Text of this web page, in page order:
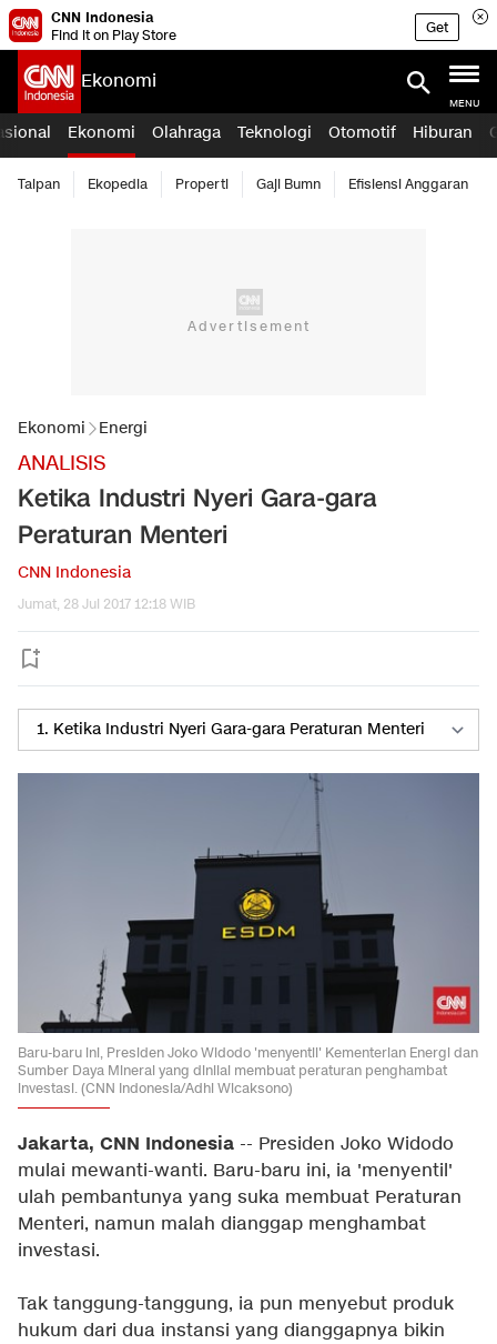
CNN Indonesia
Find it on Play Store
Get
Ekonomi
MENU
Ekonomi Olahraga Teknologi Otomotif Hiburan
Taipan Ekopedia Properti Gaji Bumn Efisiensi Anggaran
Ekonomi Energi
ANALISIS
Ketika Industri Nyeri Gara-gara
Peraturan Menteri
CNN Indonesia
Jumat, 28 Jul 2017 12:18 WIB
Baru-baru ini, Presiden Joko Widodo 'menyentil' Kementerian Energi dan
Sumber Daya Mineral yang dinilai membuat peraturan penghambat
investasi. (CNN Indonesia/Adhi Wicaksono)
Jakarta, CNN Indonesia -- Presiden Joko Widodo
mulai mewanti-wanti. Baru-baru ini, ia 'menyentil'
ulah pembantunya yang suka membuat Peraturan
Menteri, namun malah dianggap menghambat
investasi.
Tak tanggung-tanggung, ia pun menyebut produk
hukum dari dua instansi yang dianggapnya bikin